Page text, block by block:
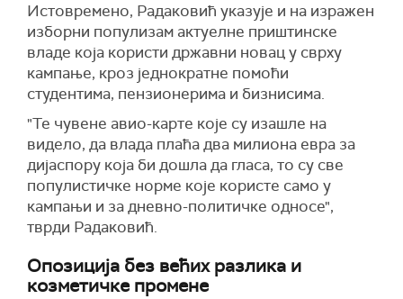
Истовремено, Радаковић указује и на изражен
изборни популизам актуелне приштинске
владе која користи државни новац у сврху
кампање, кроз једнократне помоћи
студентима, пензионерима и бизнисима.
"Те чувене авио-карте које су изашле на
видело, да влада плаћа два милиона евра за
дијаспору која би дошла да гласа, то су све
популистичке норме које користе само у
кампањи и за дневно-политичке односе",
тврди Радаковић.
Опозиција без већих разлика и
козметичке промене